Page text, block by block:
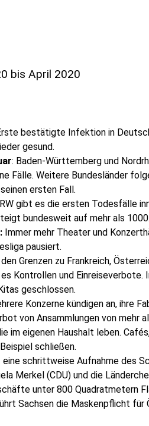
bis April 2020
bestätigte Infektion in
gesund.
: Baden-Württemberg und
Fälle. Weitere Bundesländer
ersten Fall.
gibt es die ersten Todesfälle
bundesweit auf mehr als 1000.
Immer mehr Theater und
pausiert.
Grenzen zu Frankreich,
Kontrollen und Einreiseverbote.
geschlossen.
Konzerne kündigen an, ihre
von Ansammlungen von mehr
im eigenen Haushalt leben.
schließen.
eine schrittweise Aufnahme des
Merkel (CDU) und die
unter 800 Quadratmetern
Sachsen die Maskenpflicht für